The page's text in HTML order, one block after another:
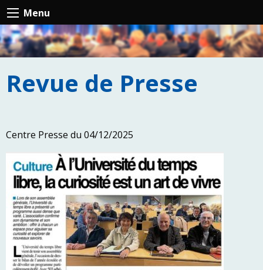
Menu
Revue de Presse
Centre Presse du 04/12/2025